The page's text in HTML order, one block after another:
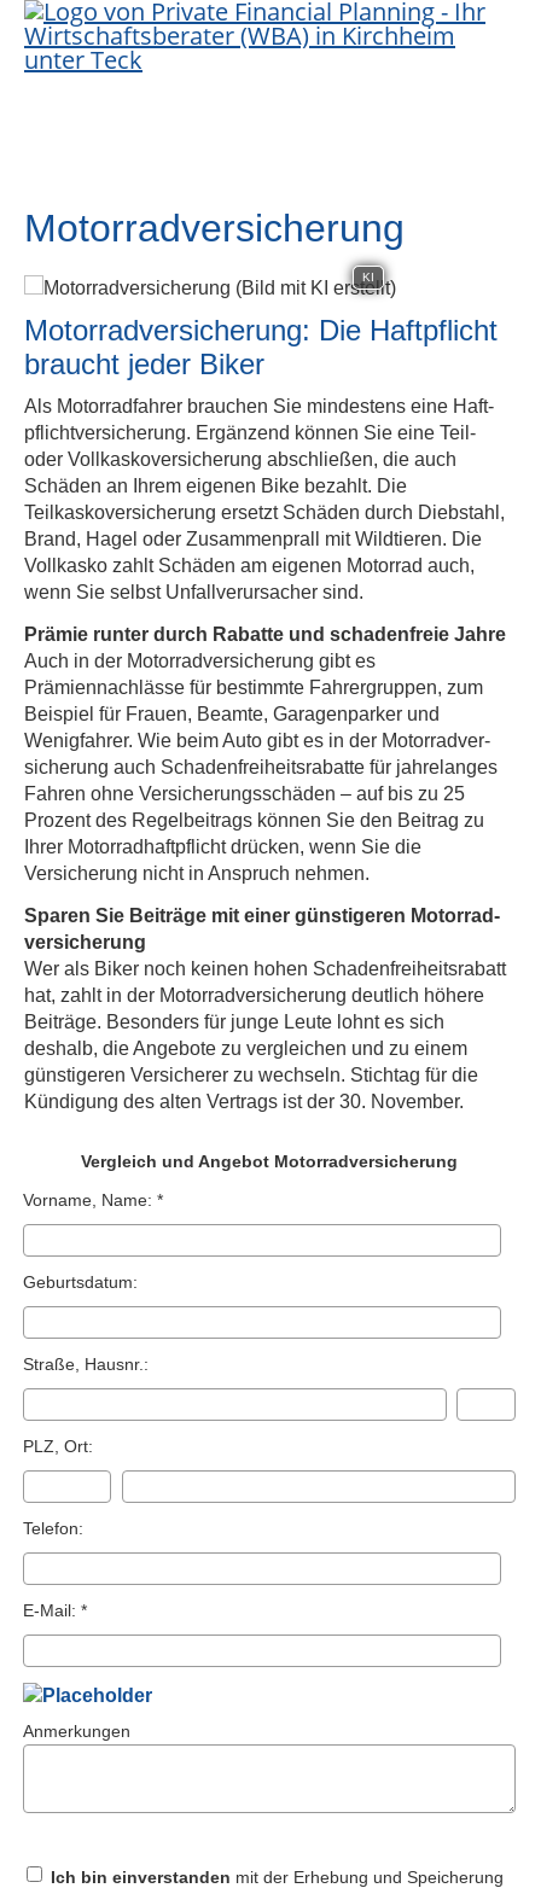
Motor­rad­ver­sicherung
KI
Motor­rad­ver­sicherung: Die Haft­pflicht
braucht jeder Biker
Als Motorradfahrer brauchen Sie mindestens eine Haft­
pflichtversicherung. Ergänzend können Sie eine Teil-
oder Vollkaskoversicherung abschließen, die auch
Schäden an Ihrem eigenen Bike bezahlt. Die
Teilkaskoversicherung ersetzt Schäden durch Diebstahl,
Brand, Hagel oder Zusammenprall mit Wildtieren. Die
Vollkasko zahlt Schäden am eigenen Motorrad auch,
wenn Sie selbst Unfallverursacher sind.
Prämie runter durch Rabatte und schadenfreie Jahre
Auch in der Motor­rad­ver­sicherung gibt es
Prämiennachlässe für bestimmte Fahrergruppen, zum
Beispiel für Frauen, Beamte, Garagenparker und
Wenigfahrer. Wie beim Auto gibt es in der Motor­rad­ver­
sicherung auch Schadenfreiheitsrabatte für jahrelanges
Fahren ohne Versicherungsschäden – auf bis zu 25
Prozent des Regelbeitrags können Sie den Beitrag zu
Ihrer Motorradhaftpflicht drücken, wenn Sie die
Versicherung nicht in Anspruch nehmen.
Sparen Sie Beiträge mit einer günstigeren Motor­rad­
ver­sicherung
Wer als Biker noch keinen hohen Schadenfreiheitsrabatt
hat, zahlt in der Motor­rad­ver­sicherung deutlich höhere
Beiträge. Besonders für junge Leute lohnt es sich
deshalb, die Angebote zu ver­gleichen und zu einem
günstigeren Versicherer zu wechseln. Stichtag für die
Kündigung des alten Vertrags ist der 30. November.
Vergleich und Angebot Motor­rad­ver­sicherung
Vorname, Name: *
Geburts­datum:
Straße, Hausnr.:
PLZ, Ort:
Telefon:
E-Mail: *
Anmerkungen
Ich bin einverstanden mit der Erhebung und Speicherung